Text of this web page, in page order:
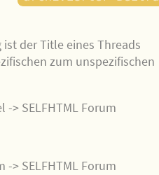
der Title eines Threads
zum unspezifischen
> SELFHTML Forum
> SELFHTML Forum